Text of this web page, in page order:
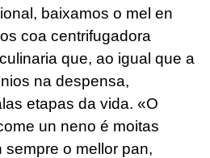
baixamos o mel en
coa centrifugadora
que, ao igual que a
na despensa,
etapas da vida. «O
un neno é moitas
o mellor pan,